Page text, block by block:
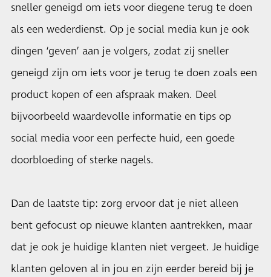
sneller geneigd om iets voor diegene terug te doen
als een wederdienst. Op je social media kun je ook
dingen ‘geven’ aan je volgers, zodat zij sneller
geneigd zijn om iets voor je terug te doen zoals een
product kopen of een afspraak maken. Deel
bijvoorbeeld waardevolle informatie en tips op
social media voor een perfecte huid, een goede
doorbloeding of sterke nagels.
Dan de laatste tip: zorg ervoor dat je niet alleen
bent gefocust op nieuwe klanten aantrekken, maar
dat je ook je huidige klanten niet vergeet. Je huidige
klanten geloven al in jou en zijn eerder bereid bij je